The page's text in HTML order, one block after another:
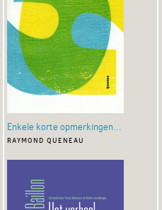
Enkele korte opmerkingen...
raymond queneau